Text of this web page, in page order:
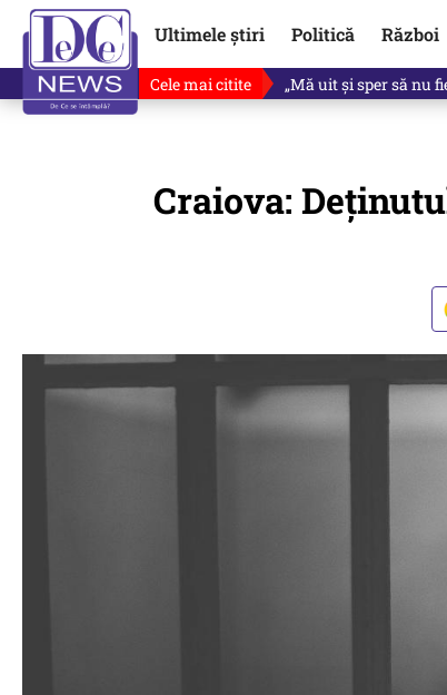
Ultimele știri Politică Război
Cele mai citite Ce se întâmplă cu
Craiova: